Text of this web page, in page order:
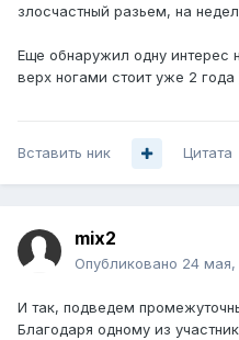
злосчастный разьем, на
Еще обнаружил одну интерес
верх ногами стоит уже 2 года
Вставить ник Цитата
mix2
Опубликовано 24 мая,
И так, подведем
Благодаря одному из